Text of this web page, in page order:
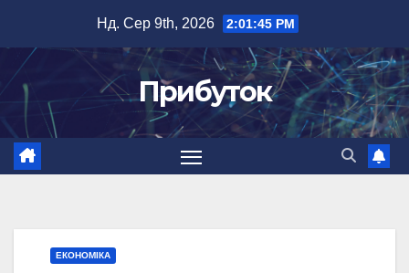
вмісту
Нд. Сер 9th, 2026 2:01:46 PM
Прибуток
ЕКОНОМІКА